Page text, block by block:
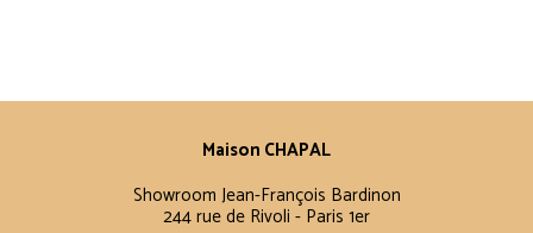
Maison CHAPAL
Showroom Jean-François Bardinon
244 rue de Rivoli - Paris 1er